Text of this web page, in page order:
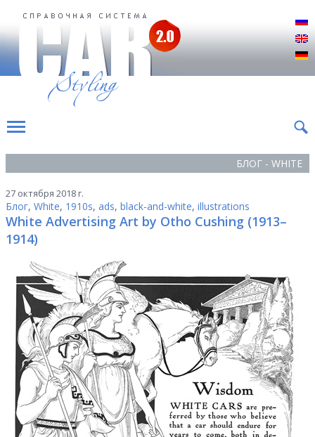
БЛОГ - WHITE
27 октября 2018 г.
Блог, White, 1910s, ads, black-and-white, illustrations
White Advertising Art by Otho Cushing (1913–
1914)